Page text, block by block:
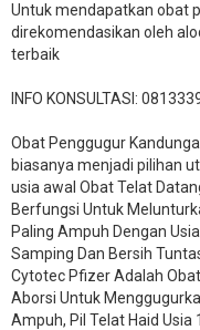
Untuk mendapatkan obat
direkomendasikan oleh
terbaik
INFO KONSULTASI:
​Obat Penggugur
biasanya menjadi pilihan
usia awal Obat Telat
Berfungsi Untuk
Paling Ampuh Dengan
Samping Dan Bersih
Cytotec Pfizer Adalah
Aborsi Untuk
Ampuh, Pil Telat Haid Usia